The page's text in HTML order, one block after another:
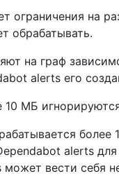
ограничения на
обрабатывать.
на граф
alerts его
МБ
более
alerts
вести себя